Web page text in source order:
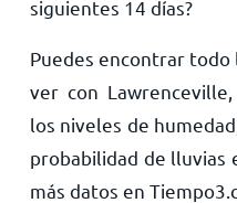
siguientes 14 días?
Puedes encontrar
ver con
los niveles de
probabilidad de lluvias
más datos en